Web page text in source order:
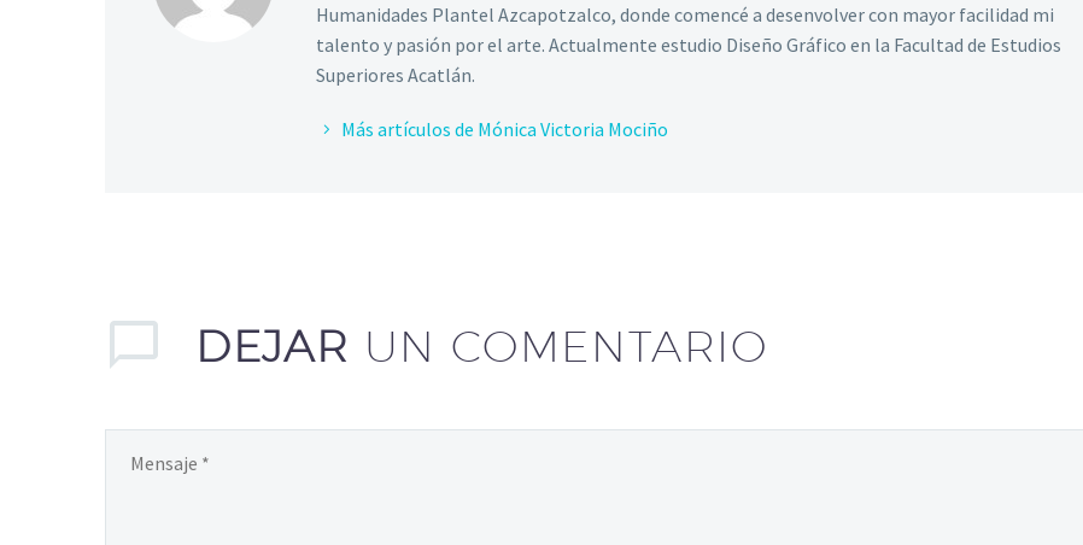
Humanidades Plantel Azcapotzalco, donde comencé a desenvolver con mayor facilidad mi
talento y pasión por el arte. Actualmente estudio Diseño Gráfico en la Facultad de Estudios
Superiores Acatlán.
Más artículos de Mónica Victoria Mociño
DEJAR UN COMENTARIO